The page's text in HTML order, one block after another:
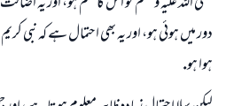
دور ميں ہوئى ہو، اور يہ بھى احتمال ہے كہ نبى
ہوا ہو.